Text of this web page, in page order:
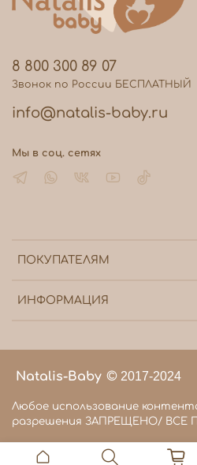
ПОКУПАТЕЛЯМ
ИНФОРМАЦИЯ
8 800 300 89 07
Звонок по России БЕСПЛАТНЫЙ
info@natalis-baby.ru
Мы в соц. сетях
Natalis-Baby © 2017-2024
Любое использование
разрешения ЗАПРЕЩЕНО/ ВСЕ